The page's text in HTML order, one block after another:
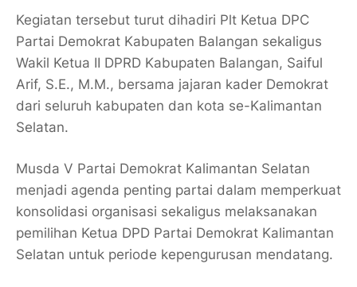
Kegiatan tersebut turut dihadiri Plt Ketua DPC
Partai Demokrat Kabupaten Balangan sekaligus
Wakil Ketua II DPRD Kabupaten Balangan, Saiful
Arif, S.E., M.M., bersama jajaran kader Demokrat
dari seluruh kabupaten dan kota se-Kalimantan
Selatan.
Musda V Partai Demokrat Kalimantan Selatan
menjadi agenda penting partai dalam memperkuat
konsolidasi organisasi sekaligus melaksanakan
pemilihan Ketua DPD Partai Demokrat Kalimantan
Selatan untuk periode kepengurusan mendatang.